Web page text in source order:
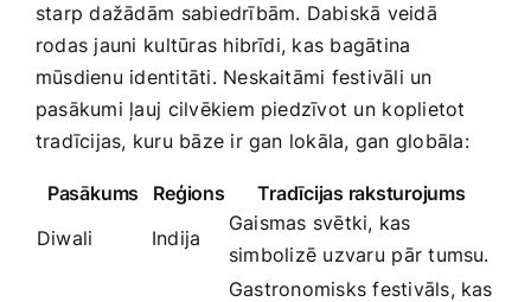
starp dažādām⁢ sabiedrībām. Dabiskā veidā
rodas jauni⁢ kultūras hibrīdi,‍ kas bagātina
mūsdienu identitāti. Neskaitāmi festivāli un
pasākumi ļauj⁢ cilvēkiem piedzīvot un⁤ koplietot
tradīcijas, kuru bāze ir gan lokāla, gan globāla:
Pasākums Reģions
Tradīcijas raksturojums
Diwali
Indija
Gaismas svētki, kas
simbolizē uzvaru⁢ pār tumsu.
Gastronomisks festivāls, kas